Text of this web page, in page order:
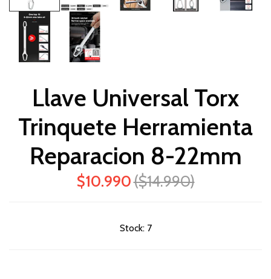
Llave Universal Torx
Trinquete Herramienta
Reparacion 8-22mm
$10.990($14.990)
Stock: 7